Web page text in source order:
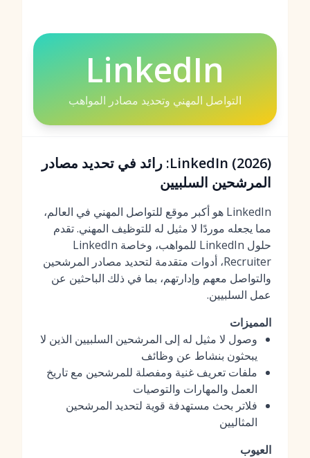
LinkedIn
التواصل المهني وتحديد مصادر المواهب
LinkedIn (2026): رائد في تحديد مصادر
المرشحين السلبيين
LinkedIn هو أكبر موقع للتواصل المهني في العالم،
مما يجعله موردًا لا مثيل له للتوظيف المهني. تقدم
حلول LinkedIn للمواهب، وخاصة LinkedIn
Recruiter، أدوات متقدمة لتحديد مصادر المرشحين
والتواصل معهم وإدارتهم، بما في ذلك الباحثين عن
عمل السلبيين.
المميزات
وصول لا مثيل له إلى المرشحين السلبيين الذين لا
يبحثون بنشاط عن وظائف
ملفات تعريف غنية ومفصلة للمرشحين مع تاريخ
العمل والمهارات والتوصيات
فلاتر بحث مستهدفة قوية لتحديد المرشحين
المثاليين
العيوب